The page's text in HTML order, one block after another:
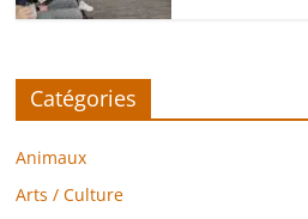
Catégories
Animaux
Arts / Culture